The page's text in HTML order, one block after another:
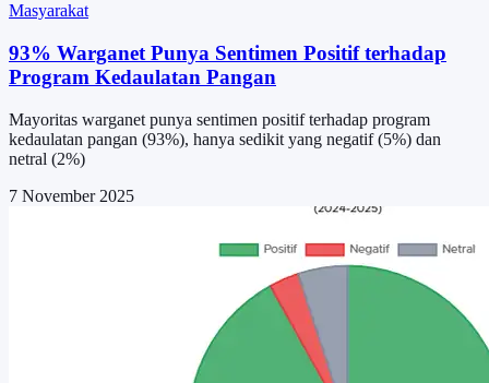
Masyarakat
93% Warganet Punya Sentimen Positif terhadap
Program Kedaulatan Pangan
Mayoritas warganet punya sentimen positif terhadap program
kedaulatan pangan (93%), hanya sedikit yang negatif (5%) dan
netral (2%)
7 November 2025